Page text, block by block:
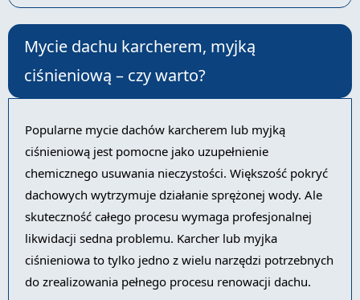
Mycie dachu karcherem, myjką
ciśnieniową – czy warto?
Popularne mycie dachów karcherem lub myjką
ciśnieniową jest pomocne jako uzupełnienie
chemicznego usuwania nieczystości. Większość pokryć
dachowych wytrzymuje działanie sprężonej wody. Ale
skuteczność całego procesu wymaga profesjonalnej
likwidacji sedna problemu. Karcher lub myjka
ciśnieniowa to tylko jedno z wielu narzędzi potrzebnych
do zrealizowania pełnego procesu renowacji dachu.